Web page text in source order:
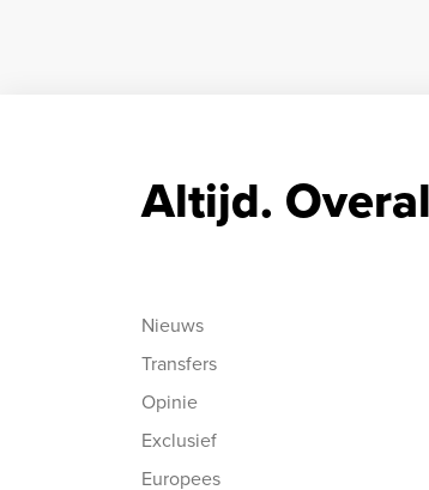
Altijd.
Nieuws
Transfers
Opinie
Exclusief
Europees